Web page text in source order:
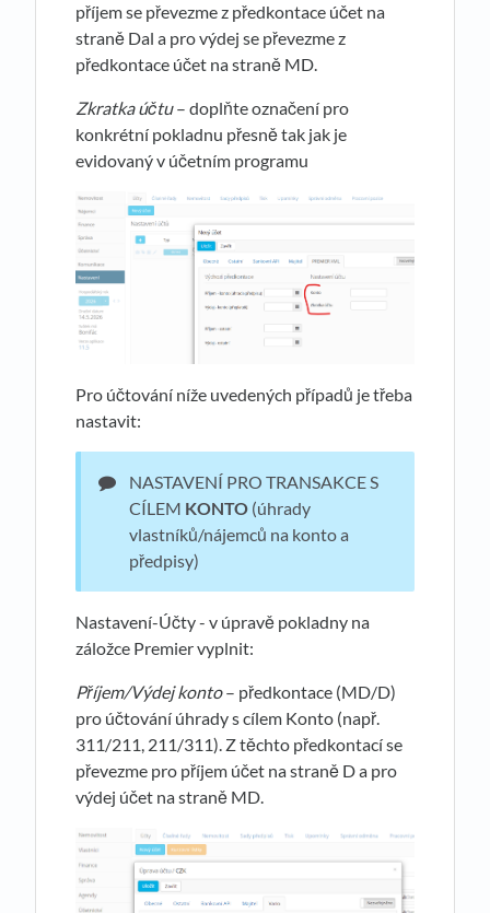
příjem se převezme z předkontace účet na
straně Dal a pro výdej se převezme z
předkontace účet na straně MD.
Zkratka účtu– doplňte označení pro
konkrétní pokladnu přesně tak jak je
evidovaný v účetním programu
Pro účtování níže uvedených případů je třeba
nastavit:
NASTAVENÍ PRO TRANSAKCE S
CÍLEM KONTO (úhrady
vlastníků/nájemců na konto a
předpisy)
Nastavení-Účty - v úpravě pokladny na
záložce Premier vyplnit:
Příjem/Výdej konto– předkontace (MD/D)
pro účtování úhrady s cílem Konto (např.
311/211, 211/311). Z těchto předkontací se
převezme pro příjem účet na straně D a pro
výdej účet na straně MD.